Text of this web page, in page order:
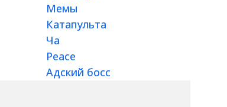
Мемы
Катапульта
Ча
Peace
Адский босс